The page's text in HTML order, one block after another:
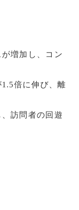
増加し、コン
倍に伸び、離
訪問者の回遊